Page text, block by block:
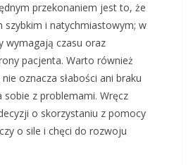
przekonaniem jest to, że
szybkim i natychmiastowym; w
wymagają czasu oraz
pacjenta. Warto również
oznacza słabości ani braku
sobie z problemami. Wręcz
o skorzystaniu z pomocy
o sile i chęci do rozwoju